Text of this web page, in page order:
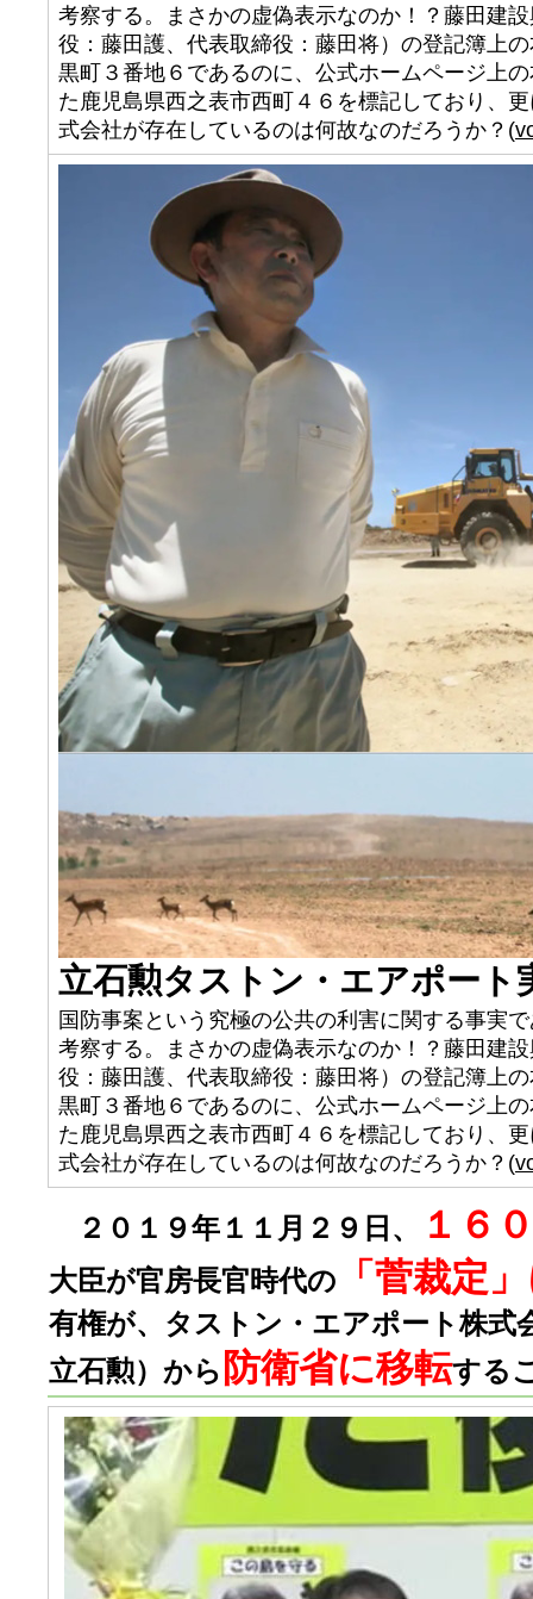
考察する。まさかの虚偽表示なのか！？藤田建
役：藤田護、代表取締役：藤田将）の登記簿上
黒町３番地６であるのに、公式ホームページ上
た鹿児島県西之表市西町４６を標記しており、
式会社が存在しているのは何故なのだろうか？(
立石勲タストン・エアポート
国防事案という究極の公共の利害に関する事実
考察する。まさかの虚偽表示なのか！？藤田建
役：藤田護、代表取締役：藤田将）の登記簿上
黒町３番地６であるのに、公式ホームページ上
た鹿児島県西之表市西町４６を標記しており、
式会社が存在しているのは何故なのだろうか？(
２０１９年１１月２９日、 １６
大臣が官房長官時代の 「菅裁定
有権が、タストン・エアポート株式
立石勲）から 防衛省に移転する